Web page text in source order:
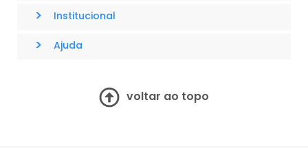
> Institucional
> Ajuda
voltar ao topo